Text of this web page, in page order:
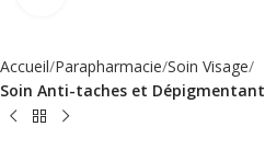
Accueil Parapharmacie Soin Visage
Soin Anti-taches et Dépigmentant